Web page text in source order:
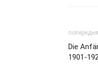
Die
1901-